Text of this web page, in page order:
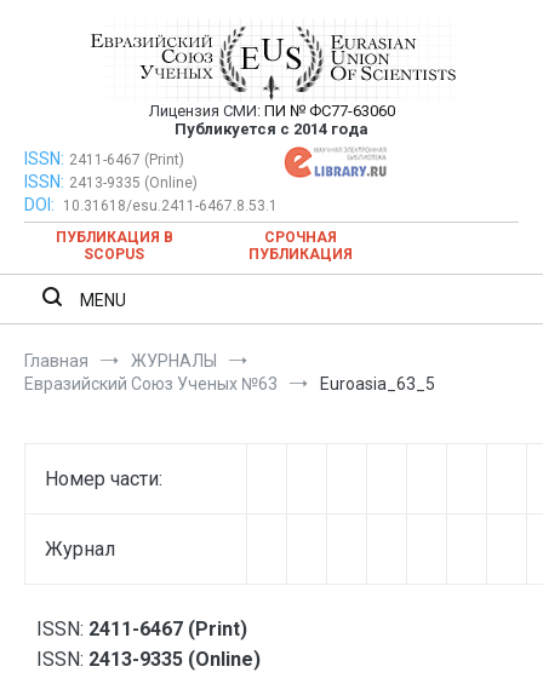
Евразийский Союз Ученых —
публикация научных статей в
ежемесячном научном журнале
Лицензия СМИ: ПИ № ФС77-63060
Публикуется с 2014 года
Евразийский Союз Ученых — публикация научных статей в
ежемесячном научном журнале
ISSN: 2411-6467 (Print)
ISSN: 2413-9335 (Online)
DOI:
10.31618/esu.2411-6467.8.53.1
ПУБЛИКАЦИЯ В
SCOPUS
СРОЧНАЯ
ПУБЛИКАЦИЯ
MENU
Главная
ЖУРНАЛЫ
Евразийский Союз Ученых №63
Euroasia_63_5
Номер части:
Журнал
ISSN: 2411-6467 (Print)
ISSN: 2413-9335 (Online)